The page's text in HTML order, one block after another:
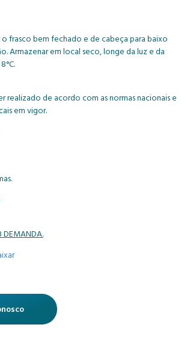
frasco bem fechado e de cabeça para baixo
Armazenar em local seco, longe da luz e da
realizado de acordo com as normas nacionais e
em vigor.
DEMANDA.